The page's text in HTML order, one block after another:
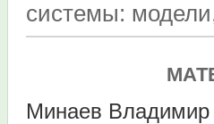
системы:
Минаев Владимир